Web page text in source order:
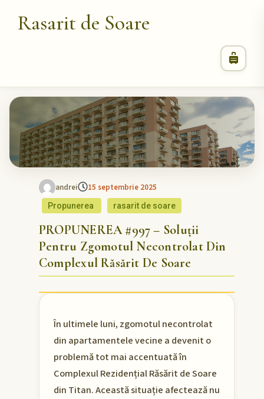
Rasarit de Soare
andrei 15 septembrie 2025
Propunerea rasarit de soare
PROPUNEREA #997 – Soluții
Pentru Zgomotul Necontrolat Din
Complexul Răsărit De Soare
În ultimele luni, zgomotul necontrolat
din apartamentele vecine a devenit o
problemă tot mai accentuată în
Complexul Rezidențial Răsărit de Soare
din Titan. Această situație afectează nu